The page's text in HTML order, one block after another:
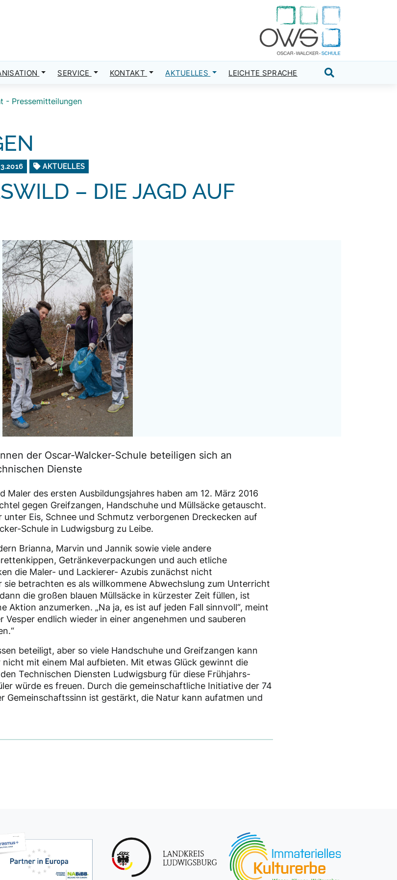
SERVICE KONTAKT AKTUELLES LEICHTE SPRACHE
- Pressemitteilungen
AKTUELLES
– DIE JAGD AUF
der Oscar-Walcker-Schule beteiligen sich an
Dienste
Maler des ersten Ausbildungsjahres haben am 12. März 2016
gegen Greifzangen, Handschuhe und Müllsäcke getauscht.
unter Eis, Schnee und Schmutz verborgenen Dreckecken auf
Schule in Ludwigsburg zu Leibe.
Brianna, Marvin und Jannik sowie viele andere
Getränkeverpackungen und auch etliche
die Maler- und Lackierer- Azubis zunächst nicht
betrachten es als willkommene Abwechslung zum Unterricht
die großen blauen Müllsäcke in kürzester Zeit füllen, ist
Aktion anzumerken. „Na ja, es ist auf jeden Fall sinnvoll“, meint
Vesper endlich wieder in einer angenehmen und sauberen
beteiligt, aber so viele Handschuhe und Greifzangen kann
nicht mit einem Mal aufbieten. Mit etwas Glück gewinnt die
Technischen Diensten Ludwigsburg für diese Frühjahrs-
würde es freuen. Durch die gemeinschaftliche Initiative der 74
Gemeinschaftssinn ist gestärkt, die Natur kann aufatmen und